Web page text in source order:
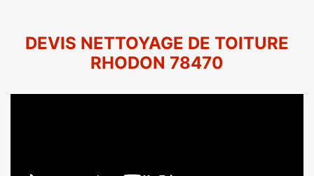
DEVIS NETTOYAGE DE TOITURE
RHODON 78470